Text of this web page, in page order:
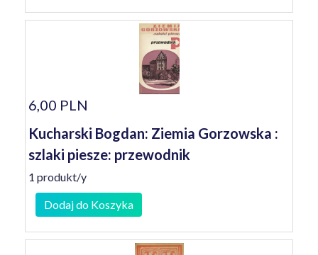
6,00 PLN
Kucharski Bogdan: Ziemia Gorzowska :
szlaki piesze: przewodnik
1 produkt/y
Dodaj do Koszyka